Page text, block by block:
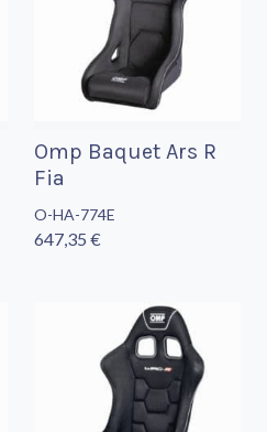
Omp Baquet Ars R
Fia
O-HA-774E
647,35 €